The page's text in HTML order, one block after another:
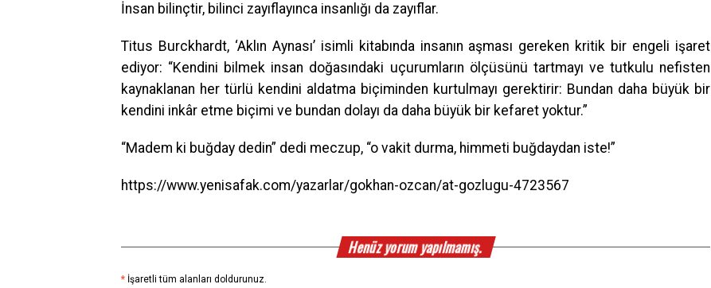
İnsan bilinçtir, bilinci zayıflayınca insanlığı da zayıflar.
Titus Burckhardt, ‘Aklın Aynası’ isimli kitabında insanın aşması gereken kritik bir engeli işaret
ediyor: “Kendini bilmek insan doğasındaki uçurumların ölçüsünü tartmayı ve tutkulu nefisten
kaynaklanan her türlü kendini aldatma biçiminden kurtulmayı gerektirir: Bundan daha büyük bir
kendini inkâr etme biçimi ve bundan dolayı da daha büyük bir kefaret yoktur.”
“Madem ki buğday dedin” dedi meczup, “o vakit durma, himmeti buğdaydan iste!”
https://www.yenisafak.com/yazarlar/gokhan-ozcan/at-gozlugu-4723567
Henüz yorum yapılmamış.
* İşaretli tüm alanları doldurunuz.